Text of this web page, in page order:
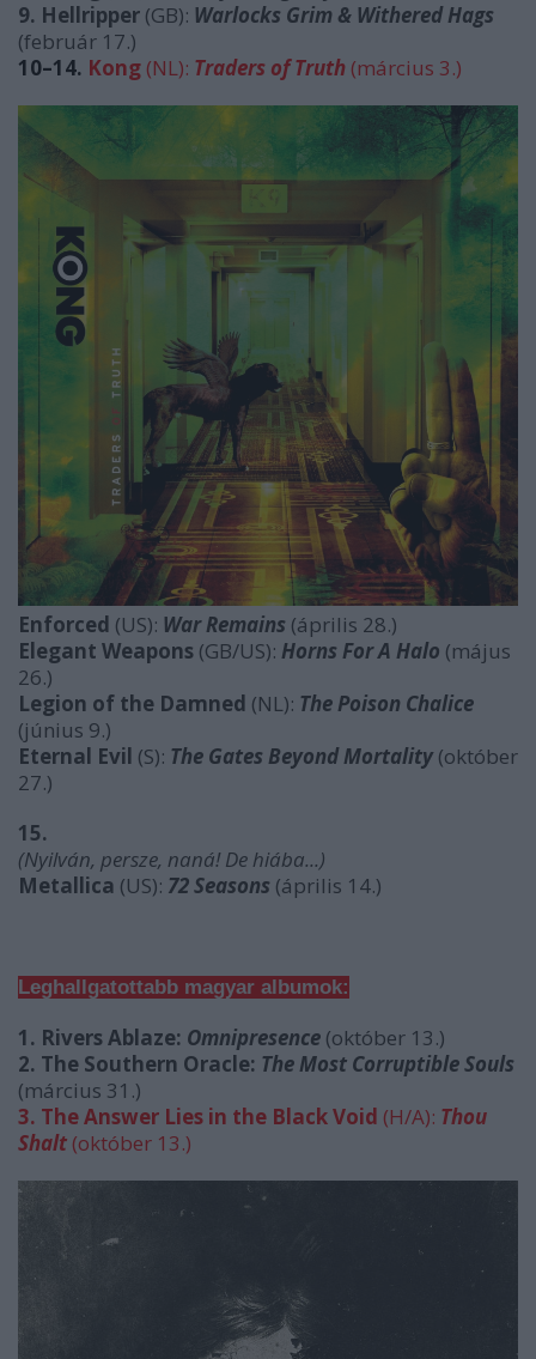
9. Hellripper (GB): Warlocks Grim & Withered Hags
(február 17.)
10–14. Kong (NL): Traders of Truth (március 3.)
Enforced (US): War Remains (április 28.)
Elegant Weapons (GB/US): Horns For A Halo (május
26.)
Legion of the Damned (NL): The Poison Chalice
(június 9.)
Eternal Evil (S): The Gates Beyond Mortality (október
27.)
15.
(Nyilván, persze, naná! De hiába...)
Metallica (US): 72 Seasons (április 14.)
Leghallgatottabb magyar albumok:
1. Rivers Ablaze: Omnipresence (október 13.)
2. The Southern Oracle: The Most Corruptible Souls
(március 31.)
3. The Answer Lies in the Black Void (H/A): Thou
Shalt (október 13.)